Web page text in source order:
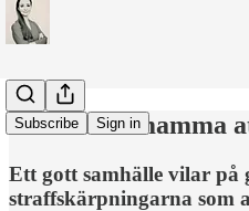
Subscribe Sign in
Vad får en mamma
Ett gott samhälle vilar på
straffskärpningarna som